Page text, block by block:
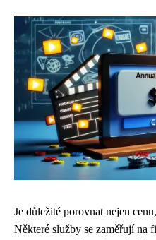
Je důležité porovnat nejen
Některé služby se zaměřují na